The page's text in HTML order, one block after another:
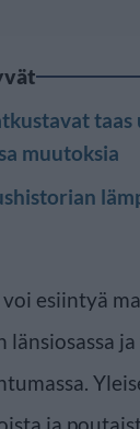
taas
muutoksia
esiintyä
länsiosassa